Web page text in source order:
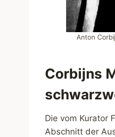
Anton
Corbijns
Die vom Kurator
Abschnitt der